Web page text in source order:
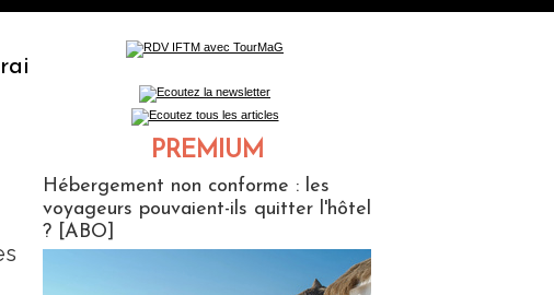
librairie du voyage
PREMIUM
Hébergement non conforme : les
voyageurs pouvaient-ils quitter l'hôtel
? [ABO]